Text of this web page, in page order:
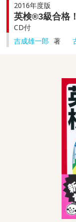
2016年度版
英検®3級合格
CD付
吉成雄一郎
著